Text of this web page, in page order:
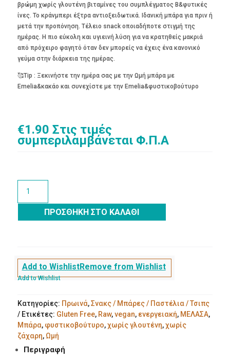
βρώμη χωρίς γλουτένη βιταμίνες του συμπλέγματος B&φυτικές
ίνες. Το κράνμπερι έξτρα αντιοξειδωτικά. Ιδανική μπάρα για πριν ή
μετά την προπόνηση. Τέλειο snack οποιαδήποτε στιγμή της
ημέρας. Η πιο εύκολη και υγιεινή λύση για να κρατηθείς μακριά
από πρόχειρο φαγητό όταν δεν μπορείς να έχεις ένα κανονικό
γεύμα στην διάρκεια της ημέρας.
🥰Tip : Ξεκινήστε την ημέρα σας με την Ωμή μπάρα με
Emelia&κακάο και συνεχίστε με την Emelia&φυστικοβούτυρο
€1.90 Στις τιμές
συμπεριλαμβάνεται Φ.Π.Α
ενεργειακή
μπάρα
ποσότητα
ΠΡΟΣΘΉΚΗ ΣΤΟ ΚΑΛΆΘΙ
Add to WishlistRemove from Wishlist
Add to Wishlist
Κατηγορίες: Πρωινά,Σνακς / Μπάρες / Παστέλια / Τσιπς
Ετικέτες: Gluten Free, Raw,vegan, ενεργειακή, ΜΕΛΑΣΑ,
Μπάρα, φυστικοβούτυρο,χωρίς γλουτένη,χωρίς
ζάχαρη, Ωμή
Περιγραφή